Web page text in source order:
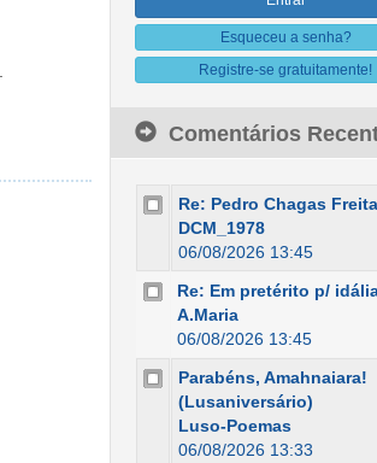
Esqueceu a senha?
Registre-se gratuitamente!
Comentários
Re: Pedro Chagas
DCM_1978
06/08/2026 13:45
Re: Em pretérito p/
A.Maria
06/08/2026 13:45
Parabéns, Amahnaiara!
(Lusaniversário)
Luso-Poemas
06/08/2026 13:33